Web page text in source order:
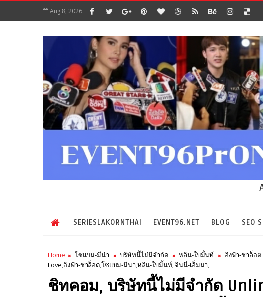
Aug 8, 2026
SERIESLAKORNTHAI EVENT96.NET BLOG SEO
Home โซแบม-มีน่า บริษัทนี้ไม่มีจำกัด หลิน-ใบมิ้นท์ อิงฟ้า-ชาล็อต
Love,อิงฟ้า-ชาล็อต,โซแบม-มีน่า,หลิน-ใบมิ้นท์, จินนี่-เอ็มม่า,
ชิทคอม, บริษัทนี้ไม่มีจำกัด